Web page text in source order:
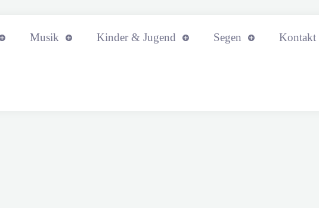
Musik Kinder & Jugend Segen Kontakt